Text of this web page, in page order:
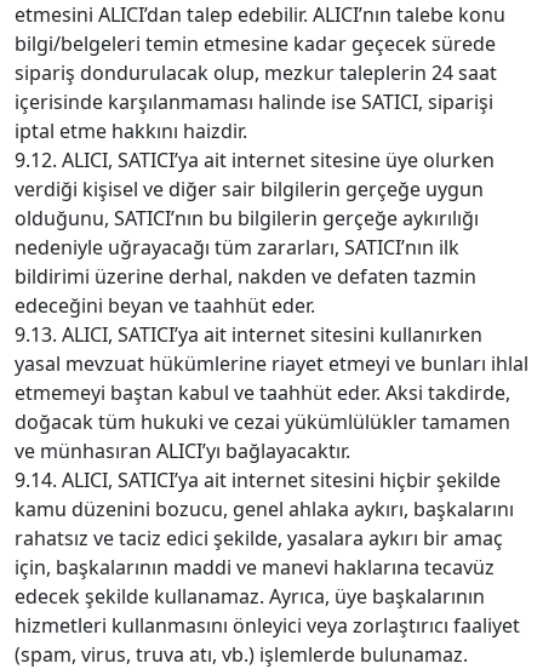
etmesini ALICI’dan talep edebilir. ALICI’nın talebe konu
bilgi/belgeleri temin etmesine kadar geçecek sürede
sipariş dondurulacak olup, mezkur taleplerin 24 saat
içerisinde karşılanmaması halinde ise SATICI, siparişi
iptal etme hakkını haizdir.
9.12. ALICI, SATICI’ya ait internet sitesine üye olurken
verdiği kişisel ve diğer sair bilgilerin gerçeğe uygun
olduğunu, SATICI’nın bu bilgilerin gerçeğe aykırılığı
nedeniyle uğrayacağı tüm zararları, SATICI’nın ilk
bildirimi üzerine derhal, nakden ve defaten tazmin
edeceğini beyan ve taahhüt eder.
9.13. ALICI, SATICI’ya ait internet sitesini kullanırken
yasal mevzuat hükümlerine riayet etmeyi ve bunları ihlal
etmemeyi baştan kabul ve taahhüt eder. Aksi takdirde,
doğacak tüm hukuki ve cezai yükümlülükler tamamen
ve münhasıran ALICI’yı bağlayacaktır.
9.14. ALICI, SATICI’ya ait internet sitesini hiçbir şekilde
kamu düzenini bozucu, genel ahlaka aykırı, başkalarını
rahatsız ve taciz edici şekilde, yasalara aykırı bir amaç
için, başkalarının maddi ve manevi haklarına tecavüz
edecek şekilde kullanamaz. Ayrıca, üye başkalarının
hizmetleri kullanmasını önleyici veya zorlaştırıcı faaliyet
(spam, virus, truva atı, vb.) işlemlerde bulunamaz.